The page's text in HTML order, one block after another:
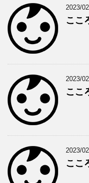
2023/
ここ
2023/
ここ
2023/
ここ